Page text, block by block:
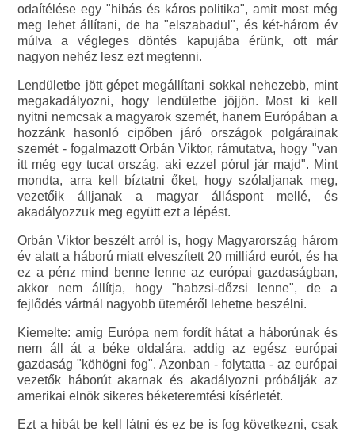
odaítélése egy "hibás és káros politika", amit most még
meg lehet állítani, de ha "elszabadul", és két-három év
múlva a végleges döntés kapujába érünk, ott már
nagyon nehéz lesz ezt megtenni.
Lendületbe jött gépet megállítani sokkal nehezebb, mint
megakadályozni, hogy lendületbe jöjjön. Most ki kell
nyitni nemcsak a magyarok szemét, hanem Európában a
hozzánk hasonló cipőben járó országok polgárainak
szemét - fogalmazott Orbán Viktor, rámutatva, hogy "van
itt még egy tucat ország, aki ezzel pórul jár majd". Mint
mondta, arra kell bíztatni őket, hogy szólaljanak meg,
vezetőik álljanak a magyar álláspont mellé, és
akadályozzuk meg együtt ezt a lépést.
Orbán Viktor beszélt arról is, hogy Magyarország három
év alatt a háború miatt elveszített 20 milliárd eurót, és ha
ez a pénz mind benne lenne az európai gazdaságban,
akkor nem állítja, hogy "habzsi-dőzsi lenne", de a
fejlődés vártnál nagyobb üteméről lehetne beszélni.
Kiemelte: amíg Európa nem fordít hátat a háborúnak és
nem áll át a béke oldalára, addig az egész európai
gazdaság "köhögni fog". Azonban - folytatta - az európai
vezetők háborút akarnak és akadályozni próbálják az
amerikai elnök sikeres béketeremtési kísérletét.
Ezt a hibát be kell látni és ez be is fog következni, csak